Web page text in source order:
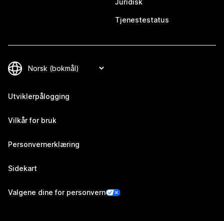
Juridisk
Tjenestestatus
Utviklerpålogging
Vilkår for bruk
Personvernerklæring
Sidekart
Valgene dine for personvern